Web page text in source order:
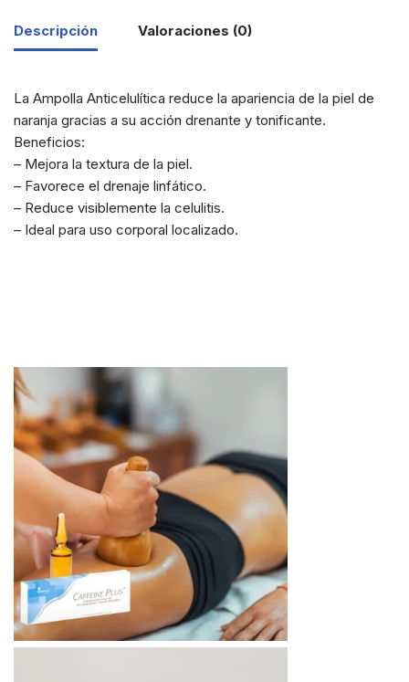
Descripción Valoraciones (0)
La Ampolla Anticelulítica reduce la apariencia de la piel de
naranja gracias a su acción drenante y tonificante.
Beneficios:
– Mejora la textura de la piel.
– Favorece el drenaje linfático.
– Reduce visiblemente la celulitis.
– Ideal para uso corporal localizado.